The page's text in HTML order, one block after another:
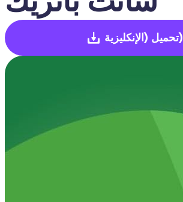
تحميل(الإنكليزية)